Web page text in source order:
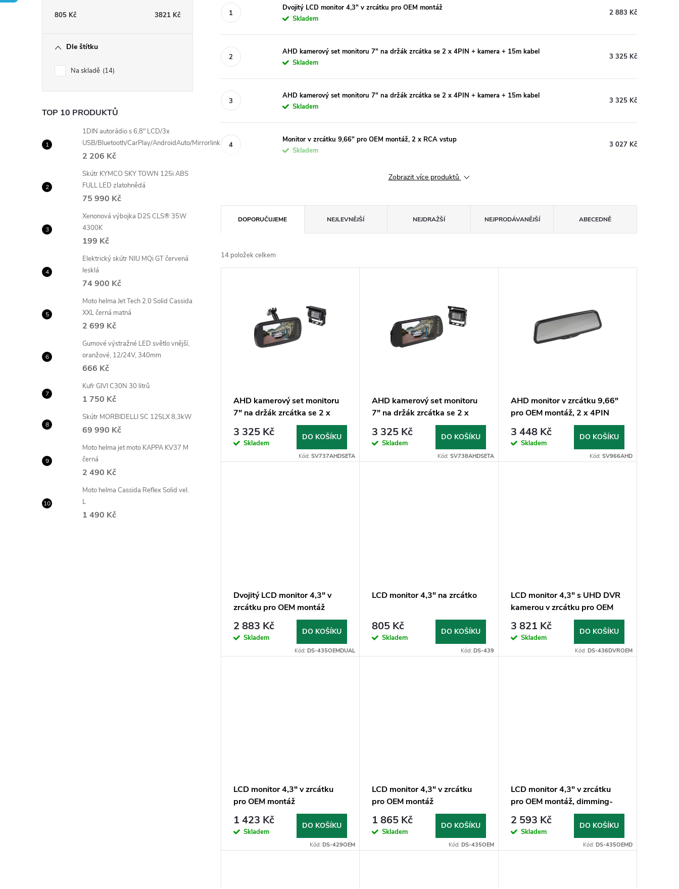
n
n
í
a
e
l
805 Kč 3821 Kč
Dle štítku
Na skladě 14
TOP 10 PRODUKTŮ
1DIN autorádio s 6,8" LCD/3x
USB/Bluetooth/CarPlay/AndroidAuto/Mirrorlink
2 206 Kč
Skútr KYMCO SKY TOWN 125i ABS
FULL LED zlatohnědá
75 990 Kč
Xenonová výbojka D2S CLS® 35W
4300K
199 Kč
Elektrický skútr NIU MQi GT červená
lesklá
74 900 Kč
Moto helma Jet Tech 2.0 Solid Cassida
XXL černá matná
2 699 Kč
Gumové výstražné LED světlo vnější,
oranžové, 12/24V, 340mm
666 Kč
Kufr GIVI C30N 30 litrů
1 750 Kč
Skútr MORBIDELLI SC 125LX 8,3kW
69 990 Kč
Moto helma jet moto KAPPA KV37 M
černá
2 490 Kč
Moto helma Cassida Reflex Solid vel.
L
1 490 Kč
Dvojitý LCD monitor 4,3" v zrcátku pro OEM montáž
Skladem
2 883 Kč
AHD kamerový set monitoru 7" na držák zrcátka se 2 x 4PIN + kamera + 15m kabel
Skladem
3 325 Kč
AHD kamerový set monitoru 7" na držák zrcátka se 2 x 4PIN + kamera + 15m kabel
Skladem
3 325 Kč
Monitor v zrcátku 9,66" pro OEM montáž, 2 x RCA vstup
Skladem
3 027 Kč
Zobrazit více produktů
a
z
u
DOPORUČUJEME NEJLEVNĚJŠÍ NEJDRAŽŠÍ NEJPRODÁVANĚJŠÍ ABECEDNĚ
14 položek celkem
o
AHD kamerový set monitoru
7" na držák zrcátka se 2 x
4PIN + kamera + 15m kabel
3 325 Kč
Skladem
DO KOŠÍKU
Kód:SV737AHDSETA
AHD kamerový set monitoru
7" na držák zrcátka se 2 x
4PIN + kamera + 15m kabel
3 325 Kč
Skladem
DO KOŠÍKU
Kód: SV738AHDSETA
AHD monitor v zrcátku 9,66"
pro OEM montáž, 2 x 4PIN
3 448 Kč
Skladem
DO KOŠÍKU
Kód: SV966AHD
Dvojitý LCD monitor 4,3" v
zrcátku pro OEM montáž
2 883 Kč
Skladem
DO KOŠÍKU
Kód:DS-435OEMDUAL
LCD monitor 4,3" na zrcátko
805 Kč
Skladem
DO KOŠÍKU
Kód: DS-439
LCD monitor 4,3" s UHD DVR
kamerou v zrcátku pro OEM
montáž
3 821 Kč
Skladem
DO KOŠÍKU
Kód: DS-436DVROEM
LCD monitor 4,3" v zrcátku
pro OEM montáž
1 423 Kč
Skladem
DO KOŠÍKU
Kód:DS-429OEM
LCD monitor 4,3" v zrcátku
pro OEM montáž
1 865 Kč
Skladem
DO KOŠÍKU
Kód: DS-435OEM
LCD monitor 4,3" v zrcátku
pro OEM montáž, dimming-
ztmavovací
2 593 Kč
Skladem
DO KOŠÍKU
Kód: DS-435OEMD